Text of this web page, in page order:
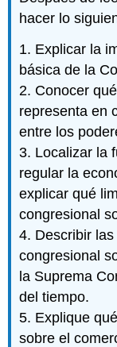
hacer lo
1. Explicar la
básica de la
2. Conocer
representa en
entre los
3. Localizar la
regular la
explicar qué
congresional
4. Describir
congresional
la Suprema
del tiempo.
5. Explique
sobre el